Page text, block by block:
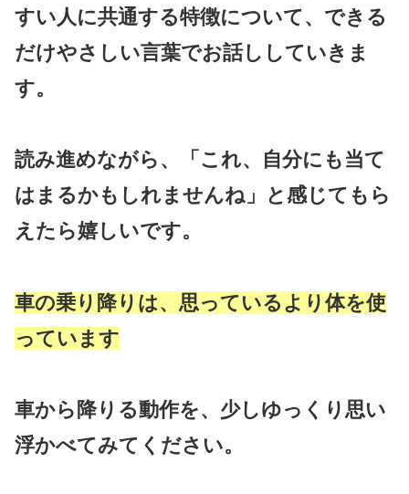
すい人に共通する特徴について、できる
だけやさしい言葉でお話ししていきま
す。
読み進めながら、「これ、自分にも当て
はまるかもしれませんね」と感じてもら
えたら嬉しいです。
車の乗り降りは、思っているより体を使
っています
車から降りる動作を、少しゆっくり思い
浮かべてみてください。